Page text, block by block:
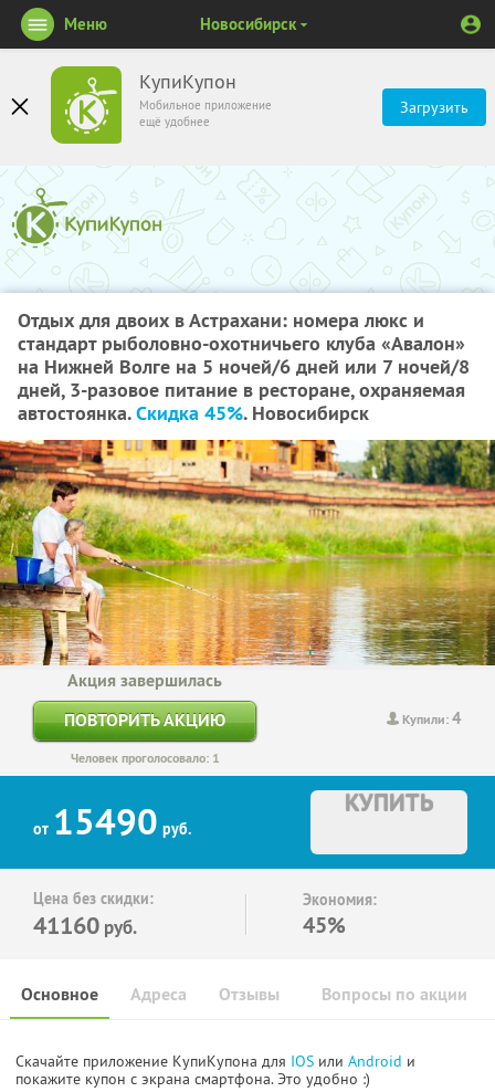
КупиКупон
Мобильное приложение
ещё удобнее
Загрузить
Меню Новосибирск
Отдых для двоих в Астрахани: номера люкс и
стандарт рыболовно-охотничьего клуба «Авалон»
на Нижней Волге на 5 ночей/6 дней или 7 ночей/8
дней, 3-разовое питание в ресторане, охраняемая
автостоянка.Скидка 45%. Новосибирск
Купили:4
Акция завершилась
ПОВТОРИТЬ АКЦИЮ
Человек проголосовало: 1
от 15490 руб.
КУПИТЬ
Цена без скидки:
41160 руб.
Экономия:
45%
Основное Отзывы Вопросы по акции
Адреса
Скачайте приложение КупиКупона для IOS или Android и
покажите купон с экрана смартфона. Это удобно :)